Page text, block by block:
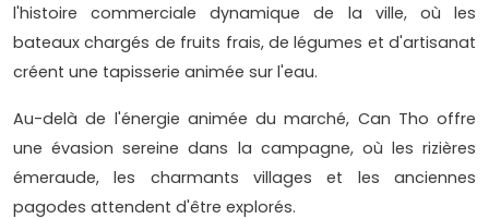
l'histoire commerciale dynamique de la ville, où les
bateaux chargés de fruits frais, de légumes et d'artisanat
créent une tapisserie animée sur l'eau.
Au-delà de l'énergie animée du marché, Can Tho offre
une évasion sereine dans la campagne, où les rizières
émeraude, les charmants villages et les anciennes
pagodes attendent d'être explorés.